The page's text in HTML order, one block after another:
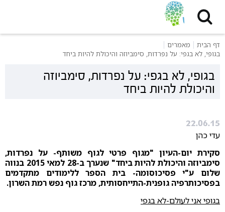
דף הבית
מאמרים
בגופי, לא בגפי: על נפרדות, סימביוזה והיכולת להיות ביחד
בגופי, לא בגפי: על נפרדות, סימביוזה
והיכולת להיות ביחד
22.06.15
עדי כהן
סקירת יום-העיון "מגוף פרטי לגוף משותף- על נפרדות,
סימביוזה והיכולת להיות ביחד" שנערך ב-28 למאי 2015 בנווה
שלום ע"י פסיכוסומה- בית הספר ללימודים מתקדמים
בפסיכותרפיה גופנית-התייחסותית, מרכז גוף נפש רמת השרון.
בגופי אני לעולם-לא בגפי